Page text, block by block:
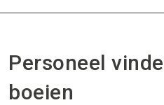
Personeel
boeien